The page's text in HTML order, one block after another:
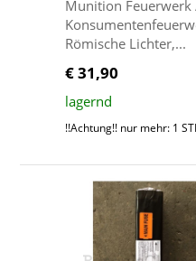
Munition Feuerwerk
Römische Lichter,...
€ 31,90
lagernd
!!Achtung!! nur mehr: 1